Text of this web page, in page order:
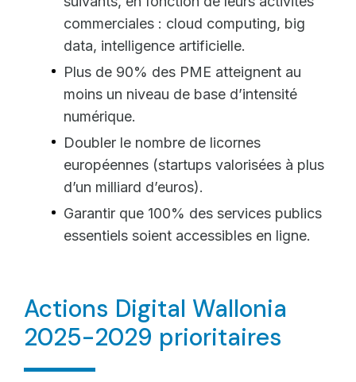
commerciales : cloud computing, big
data, intelligence artificielle.
Plus de 90% des PME atteignent au
moins un niveau de base d’intensité
numérique.
Doubler le nombre de licornes
européennes (startups valorisées à plus
d’un milliard d’euros).
Garantir que 100% des services publics
essentiels soient accessibles en ligne.
Actions Digital Wallonia
2025-2029 prioritaires